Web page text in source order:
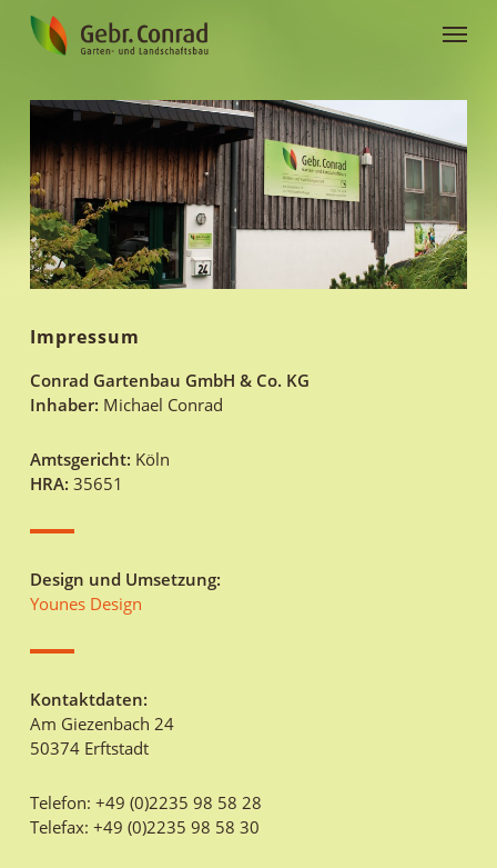
Skip
Menu
Impressum
Conrad Gartenbau GmbH & Co. KG
Inhaber: Michael Conrad
Amtsgericht: Köln
HRA: 35651
Design und Umsetzung:
Younes Design
Kontaktdaten:
Am Giezenbach 24
50374 Erftstadt
Telefon: +49 (0)2235 98 58 28
Telefax: +49 (0)2235 98 58 30